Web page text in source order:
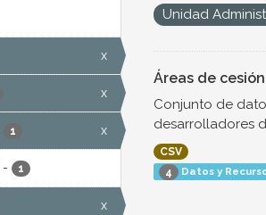
x
x
1 x
- 1
x
Unidad
Áreas de
Conjunto de
desarrolladores
CSV
4
Datos y